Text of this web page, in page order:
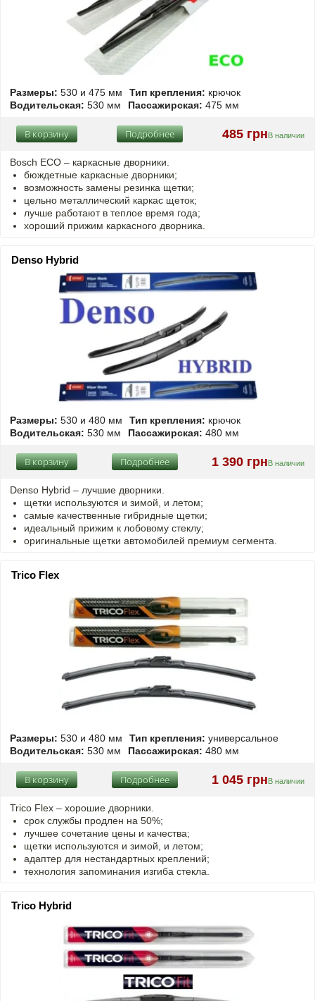
Размеры: 530 и 475 мм Тип крепления: крючок
Водительская: 530 мм Пассажирская: 475 мм
485 грнВ наличии
Подробнее
В корзину
Bosch ECO – каркасные дворники.
бюждетные каркасные дворники;
возможность замены резинка щетки;
цельно металлический каркас щеток;
лучше работают в теплое время года;
хороший прижим каркасного дворника.
Denso Hybrid
Размеры: 530 и 480 мм Тип крепления: крючок
Водительская: 530 мм Пассажирская: 480 мм
1 390 грн В наличии
Подробнее
В корзину
Denso Hybrid – лучшие дворники.
щетки используются и зимой, и летом;
самые качественные гибридные щетки;
идеальный прижим к лобовому стеклу;
оригинальные щетки автомобилей премиум сегмента.
Trico Flex
Размеры: 530 и 480 мм Тип крепления: универсальное
Водительская: 530 мм Пассажирская: 480 мм
1 045 грн В наличии
Подробнее
В корзину
Trico Flex – хорошие дворники.
срок службы продлен на 50%;
лучшее сочетание цены и качества;
щетки используются и зимой, и летом;
адаптер для нестандартных креплений;
технология запоминания изгиба стекла.
Trico Hybrid